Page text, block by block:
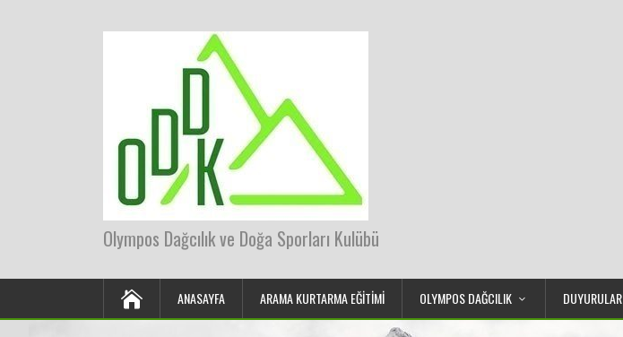
Olympos Dağcılık ve Doğa Sporları Kulübü
ANASAYFA ARAMA KURTARMA EĞITIMI OLYMPOS DAĞCILIK DUYURULAR